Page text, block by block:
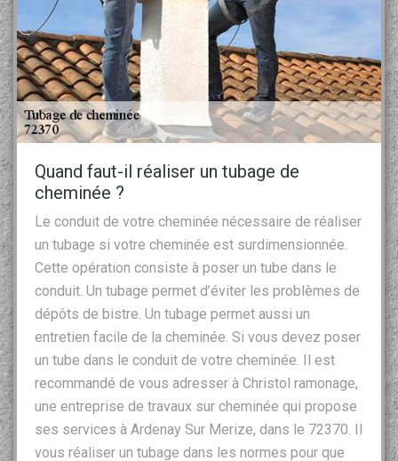
Quand faut-il réaliser un tubage de
cheminée ?
Le conduit de votre cheminée nécessaire de réaliser
un tubage si votre cheminée est surdimensionnée.
Cette opération consiste à poser un tube dans le
conduit. Un tubage permet d’éviter les problèmes de
dépôts de bistre. Un tubage permet aussi un
entretien facile de la cheminée. Si vous devez poser
un tube dans le conduit de votre cheminée. Il est
recommandé de vous adresser à Christol ramonage,
une entreprise de travaux sur cheminée qui propose
ses services à Ardenay Sur Merize, dans le 72370. Il
vous réaliser un tubage dans les normes pour que